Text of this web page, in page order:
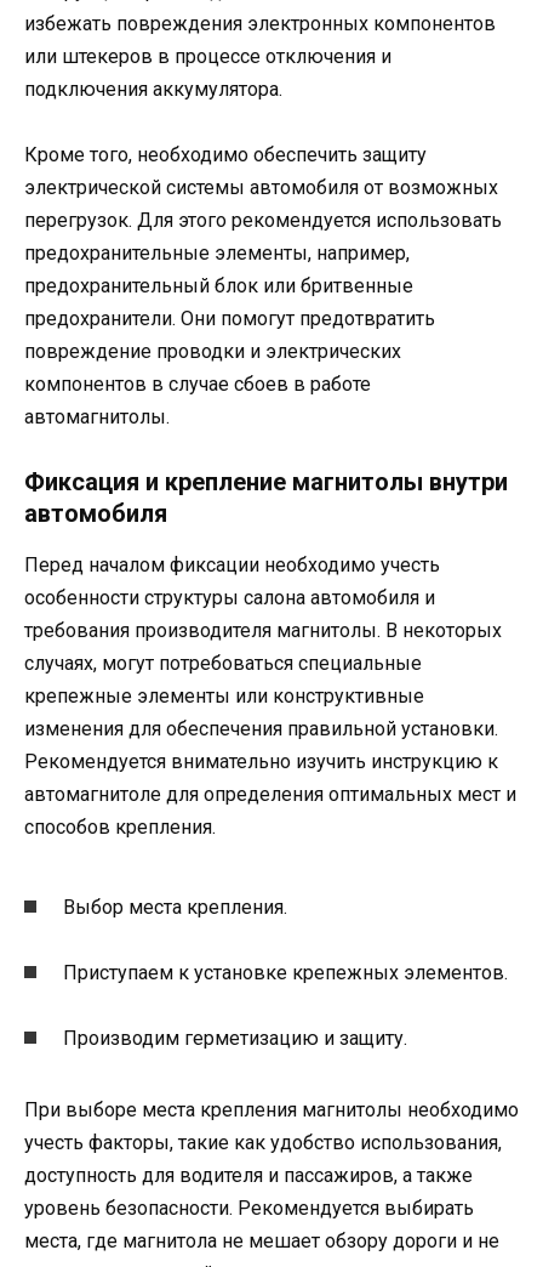
избежать повреждения электронных компонентов
или штекеров в процессе отключения и
подключения аккумулятора.
Кроме того, необходимо обеспечить защиту
электрической системы автомобиля от возможных
перегрузок. Для этого рекомендуется использовать
предохранительные элементы, например,
предохранительный блок или бритвенные
предохранители. Они помогут предотвратить
повреждение проводки и электрических
компонентов в случае сбоев в работе
автомагнитолы.
Фиксация и крепление магнитолы внутри
автомобиля
Перед началом фиксации необходимо учесть
особенности структуры салона автомобиля и
требования производителя магнитолы. В некоторых
случаях, могут потребоваться специальные
крепежные элементы или конструктивные
изменения для обеспечения правильной установки.
Рекомендуется внимательно изучить инструкцию к
автомагнитоле для определения оптимальных мест и
способов крепления.
Выбор места крепления.
Приступаем к установке крепежных элементов.
Производим герметизацию и защиту.
При выборе места крепления магнитолы необходимо
учесть факторы, такие как удобство использования,
доступность для водителя и пассажиров, а также
уровень безопасности. Рекомендуется выбирать
места, где магнитола не мешает обзору дороги и не